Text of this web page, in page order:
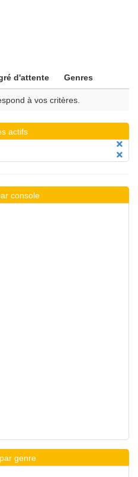
d'attente Genres
à vos critères.
actifs
console
genre